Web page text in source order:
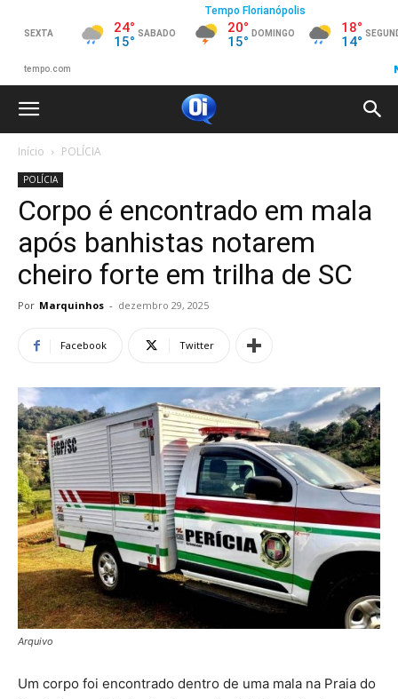
Início POLÍCIA
POLÍCIA
Corpo é encontrado em mala
após banhistas notarem
cheiro forte em trilha de SC
Por Marquinhos - dezembro 29, 2025
Facebook Twitter
Arquivo
Um corpo foi encontrado dentro de uma mala na Praia do